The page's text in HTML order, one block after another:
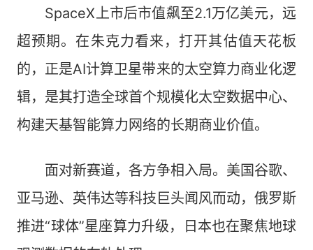
SpaceX上市后市值飙至2.1万亿美元，远
超预期。在朱克力看来，打开其估值天花板
的，正是AI计算卫星带来的太空算力商业化逻
辑，是其打造全球首个规模化太空数据中心、
构建天基智能算力网络的长期商业价值。
面对新赛道，各方争相入局。美国谷歌、
亚马逊、英伟达等科技巨头闻风而动，俄罗斯
推进“球体”星座算力升级，日本也在聚焦地球